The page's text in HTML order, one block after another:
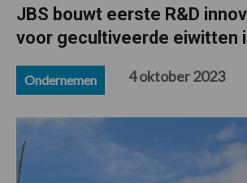
JBS bouwt eerste R&D
voor gecultiveerde eiwitten
Ondernemen 4 oktober 2023